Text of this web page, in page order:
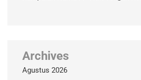
Archives
Agustus 2026